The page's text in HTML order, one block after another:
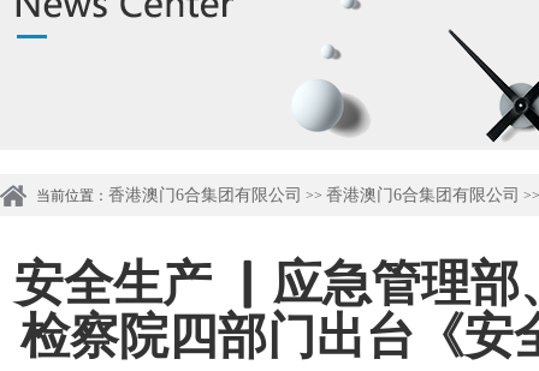
当前位置： 香港澳门6合集团有限公司 >> 香港澳门6合集团有限公司
安全生产 ▏应急管理部
检察院四部门出台《安